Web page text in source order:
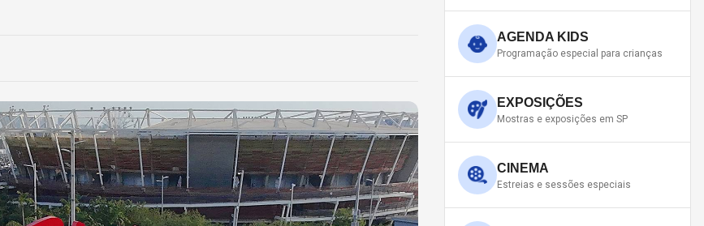
AGENDA KIDS
Programação especial para crianças
EXPOSIÇÕES
Mostras e exposições em SP
CINEMA
Estreias e sessões especiais